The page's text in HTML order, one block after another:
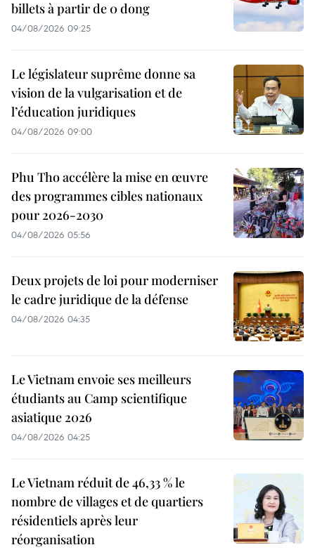
billets à partir de 0 dong
04/08/2026 09:25
Le législateur suprême donne sa
vision de la vulgarisation et de
l’éducation juridiques
04/08/2026 09:00
Phu Tho accélère la mise en œuvre
des programmes cibles nationaux
pour 2026-2030
04/08/2026 05:56
Deux projets de loi pour moderniser
le cadre juridique de la défense
04/08/2026 04:35
Le Vietnam envoie ses meilleurs
étudiants au Camp scientifique
asiatique 2026
04/08/2026 04:25
Le Vietnam réduit de 46,33 % le
nombre de villages et de quartiers
résidentiels après leur
réorganisation